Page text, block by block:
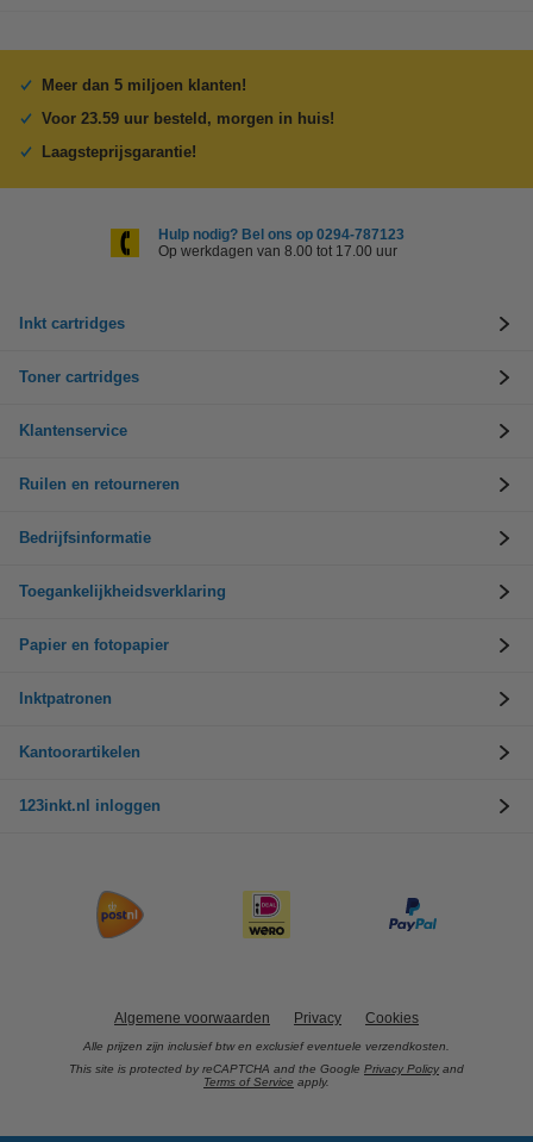
Meer dan 5 miljoen klanten!
Voor 23.59 uur besteld, morgen in huis!
Laagsteprijsgarantie!
Hulp nodig? Bel ons op 0294-787123
Op werkdagen van 8.00 tot 17.00 uur
Inkt cartridges
Toner cartridges
Klantenservice
Ruilen en retourneren
Bedrijfsinformatie
Toegankelijkheidsverklaring
Papier en fotopapier
Inktpatronen
Kantoorartikelen
123inkt.nl inloggen
Algemene voorwaarden Privacy Cookies
Alle prijzen zijn inclusief btw en exclusief eventuele verzendkosten.
This site is protected by reCAPTCHA and the Google Privacy Policy and
Terms of Service apply.